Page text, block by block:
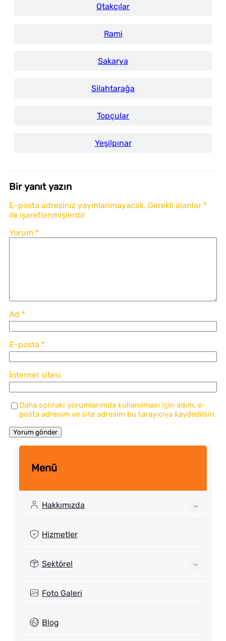
Otakçılar
Rami
Sakarya
Silahtarağa
Topçular
Yeşilpınar
Bir yanıt yazın
E-posta adresiniz yayınlanmayacak. Gerekli alanlar *
ile işaretlenmişlerdir
Yorum *
Ad *
E-posta *
İnternet sitesi
Daha sonraki yorumlarımda kullanılması için adım, e-
posta adresim ve site adresim bu tarayıcıya kaydedilsin.
Menü
Hakkımızda
Hizmetler
Sektörel
Foto Galeri
Blog